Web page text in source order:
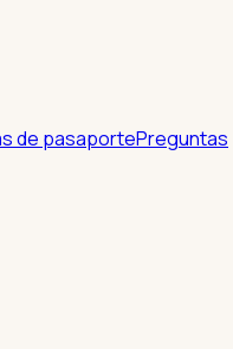
de pasaportePreguntas